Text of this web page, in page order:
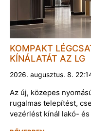
KOMPAKT
KÍNÁLATÁT AZ LG
2026. augusztus. 8.
Az új, közepes
rugalmas telepítést,
vezérlést kínál lakó-